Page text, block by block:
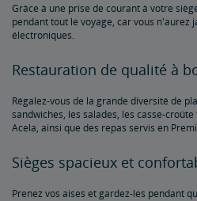
Grâce à une prise de courant à votre
pendant tout le voyage, car vous n'aurez
électroniques.
Restauration de qualité à
Régalez-vous de la grande diversité de
sandwiches, les salades, les casse-
Acela, ainsi que des repas servis en
Sièges spacieux et
Prenez vos aises et gardez-les pendant